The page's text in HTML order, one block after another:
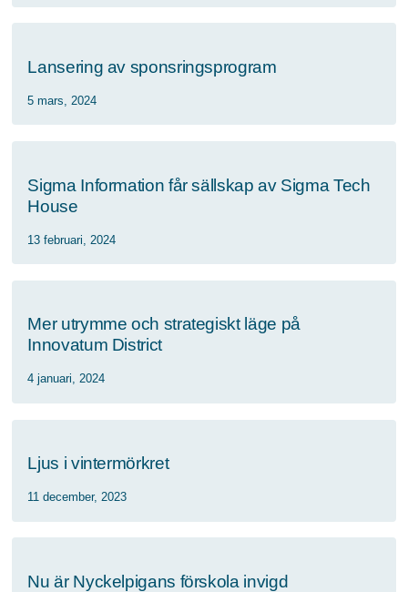
Lansering av sponsringsprogram
5 mars, 2024
Sigma Information får sällskap av Sigma Tech
House
13 februari, 2024
Mer utrymme och strategiskt läge på
Innovatum District
4 januari, 2024
Ljus i vintermörkret
11 december, 2023
Nu är Nyckelpigans förskola invigd